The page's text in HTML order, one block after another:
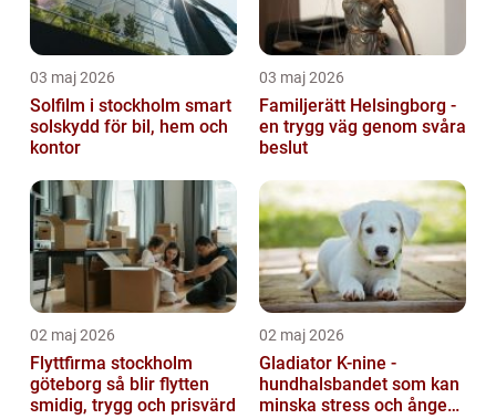
03 maj 2026
Solfilm i stockholm smart
solskydd för bil, hem och
kontor
03 maj 2026
Familjerätt Helsingborg -
en trygg väg genom svåra
beslut
02 maj 2026
Flyttfirma stockholm
göteborg så blir flytten
smidig, trygg och prisvärd
02 maj 2026
Gladiator K-nine -
hundhalsbandet som kan
minska stress och ångest